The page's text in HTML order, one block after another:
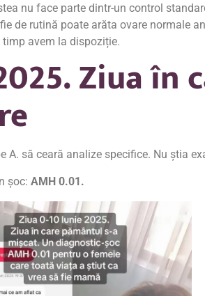
nu face parte dintr-un control
de rutină poate arăta ovare normale
avem la dispoziție.
Ziua în
A. să ceară analize specifice. Nu știa
șoc: AMH 0.01.